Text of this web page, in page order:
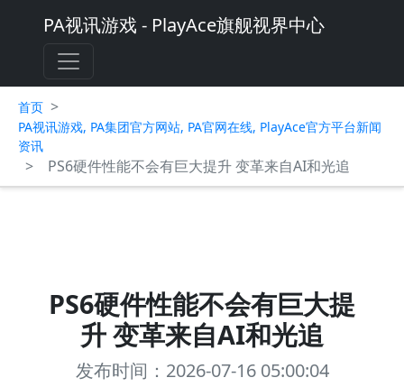
PA视讯游戏 - PlayAce旗舰视界中心
首页 >
PA视讯游戏, PA集团官方网站, PA官网在线, PlayAce官方平台新闻
资讯
> PS6硬件性能不会有巨大提升 变革来自AI和光追
PS6硬件性能不会有巨大提
升 变革来自AI和光追
发布时间：2026-07-16 05:00:04